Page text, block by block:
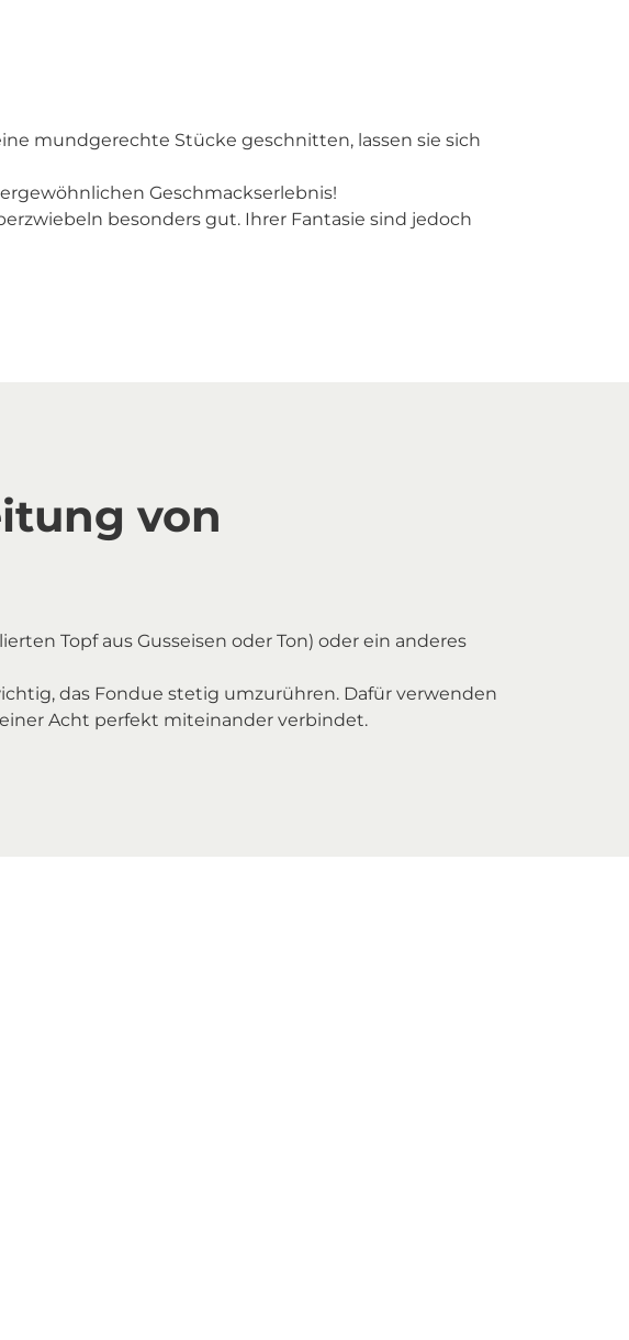
mundgerechte Stücke geschnitten, lassen sie sich
Geschmackserlebnis!
besonders gut. Ihrer Fantasie sind jedoch
von
Topf aus Gusseisen oder Ton) oder ein anderes
das Fondue stetig umzurühren. Dafür verwenden
Acht perfekt miteinander verbindet.